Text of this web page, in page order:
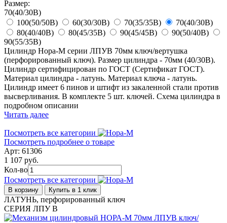
Размер:
70(40/30В)
100(50/50В)
60(30/30В) 70(35/35В)
70(40/30В)
80(40/40В)
80(45/35В) 90(45/45В)
90(50/40В)
90(55/35В)
Цилиндр Нора-М серии ЛПУВ 70мм ключ/вертушка
(перфорированный ключ). Размер цилиндра - 70мм (40/30В).
Цилиндр сертифицирован по ГОСТ (Сертификат ГОСТ).
Материал цилиндра - латунь. Материал ключа - латунь.
Цилиндр имеет 6 пинов и штифт из закаленной стали против
высверливания. В комплекте 5 шт. ключей. Схема цилиндра в
подробном описании
Читать далее
Посмотреть все категории
Посмотреть подробнее о товаре
Арт: 61306
1 107 руб.
Кол-во
Посмотреть все категории
В корзину Купить в 1 клик
ЛАТУНЬ, перфорированный ключ
СЕРИЯ ЛПУ В